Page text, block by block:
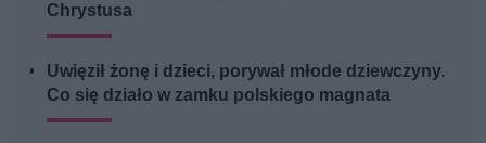
Chrystusa
Uwięził żonę i dzieci, porywał młode dziewczyny.
Co się działo w zamku polskiego magnata